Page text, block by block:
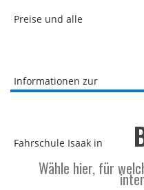
Wähle hier, für